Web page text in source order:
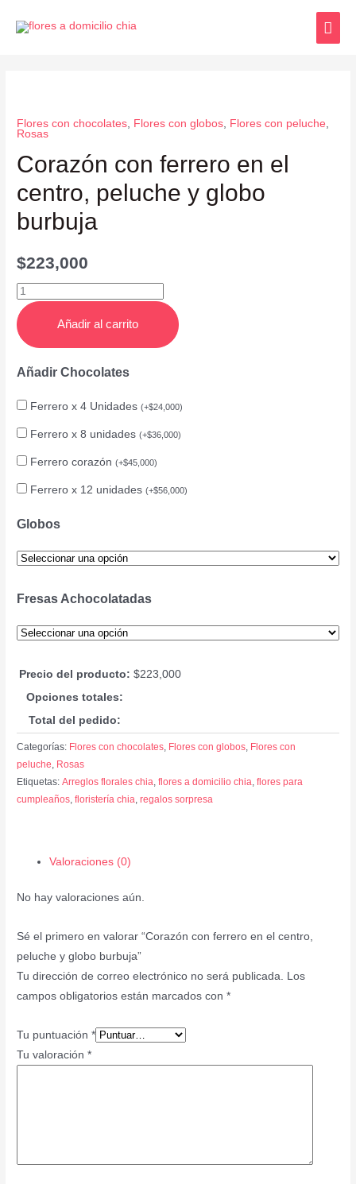
Flores con chocolates, Flores con globos, Flores con peluche,
Rosas
Corazón con ferrero en el
centro, peluche y globo
burbuja
$223,000
Añadir al carrito
Añadir Chocolates
Ferrero x 4 Unidades(+$24,000)
Ferrero x 8 unidades(+$36,000)
Ferrero corazón(+$45,000)
Ferrero x 12 unidades(+$56,000)
Globos
Fresas Achocolatadas
Precio del producto: $223,000
Opciones totales:
Total del pedido:
Categorías: Flores con chocolates, Flores con globos, Flores con
peluche, Rosas
Etiquetas:Arreglos florales chia,flores a domicilio chia,flores para
cumpleaños,floristería chia,regalos sorpresa
Valoraciones (0)
No hay valoraciones aún.
Sé el primero en valorar “Corazón con ferrero en el centro,
peluche y globo burbuja”
Tu dirección de correo electrónico no será publicada. Los
campos obligatorios están marcados con*
Tu puntuación*
Tu valoración*